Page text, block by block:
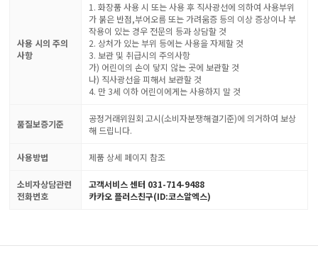
사용 시의 주의
사항
1. 화장품 사용 시 또는 사용 후 직사광선에 의하여 사용부위
가 붉은 반점,부어오름 또는 가려움증 등의 이상 증상이나 부
작용이 있는 경우 전문의 등과 상담할 것
2. 상처가 있는 부위 등에는 사용을 자제할 것
3. 보관 및 취급시의 주의사항
가) 어린이의 손이 닿지 않는 곳에 보관할 것
나) 직사광선을 피해서 보관할 것
4. 만 3세 이하 어린이에게는 사용하지 말 것
품질보증기준
공정거래위원회 고시(소비자분쟁해결기준)에 의거하여 보상
해 드립니다.
사용방법 제품 상세 페이지 참조
소비자상담관련
전화번호
고객서비스 센터 031-714-9488
카카오 플러스친구(ID:코스알엑스)